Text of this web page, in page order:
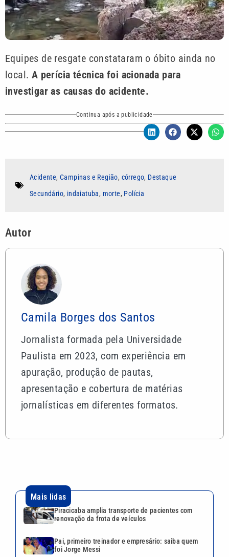
Equipes de resgate constataram o óbito ainda no
local. A perícia técnica foi acionada para
investigar as causas do acidente.
Continua após a publicidade
Acidente,Campinas e Região, córrego, Destaque
Secundário, indaiatuba, morte, Polícia
Autor
Camila Borges dos Santos
Jornalista formada pela Universidade
Paulista em 2023, com experiência em
apuração, produção de pautas,
apresentação e cobertura de matérias
jornalísticas em diferentes formatos.
Mais lidas
Piracicaba amplia transporte de pacientes com
renovação da frota de veículos
Pai, primeiro treinador e empresário: saiba quem
foi Jorge Messi